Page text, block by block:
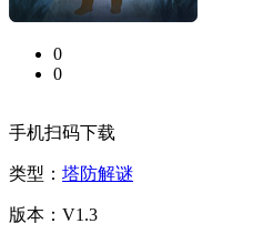
0
0
手机扫码下载
类型： 塔防解谜
版本：V1.3